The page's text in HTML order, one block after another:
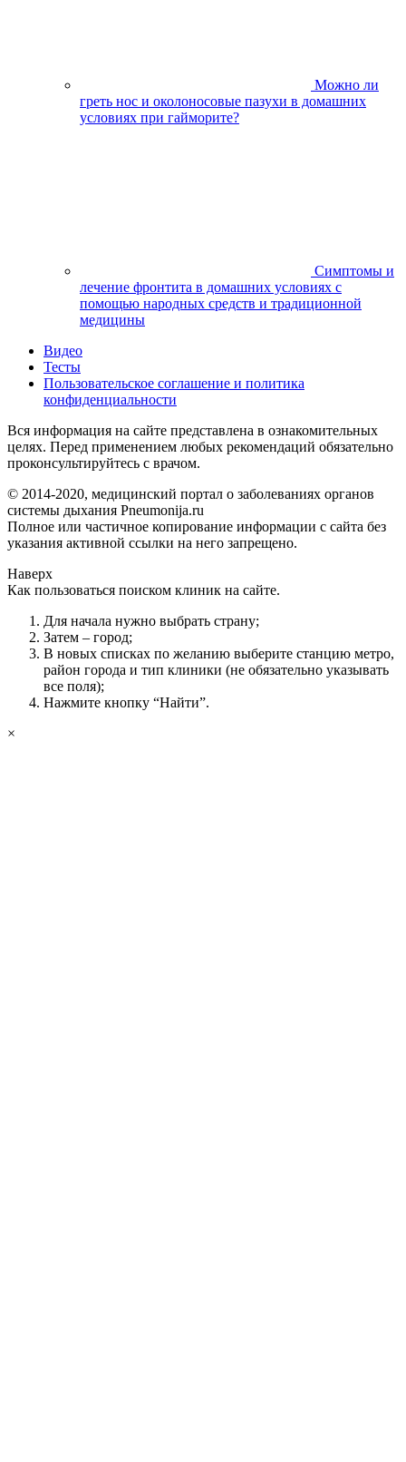
Можно ли
греть нос и околоносовые пазухи в домашних
условиях при гайморите?
Симптомы и
лечение фронтита в домашних условиях с
помощью народных средств и традиционной
медицины
Видео
Тесты
Пользовательское соглашение и политика
конфиденциальности
Вся информация на сайте представлена в ознакомительных
целях. Перед применением любых рекомендаций обязательно
проконсультируйтесь с врачом.
© 2014-2020, медицинский портал о заболеваниях органов
системы дыхания Pneumonija.ru
Полное или частичное копирование информации с сайта без
указания активной ссылки на него запрещено.
Наверх
Как пользоваться поиском клиник на сайте.
Для начала нужно выбрать страну;
Затем – город;
В новых списках по желанию выберите станцию метро,
район города и тип клиники (не обязательно указывать
все поля);
Нажмите кнопку “Найти”.
×